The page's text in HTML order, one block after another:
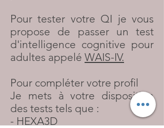
Pour tester votre QI je vous
propose de passer un test
d'intelligence cognitive pour
adultes appelé WAIS-IV.
Pour compléter votre profil
Je mets à votre disposition
des tests tels que :
- HEXA3D